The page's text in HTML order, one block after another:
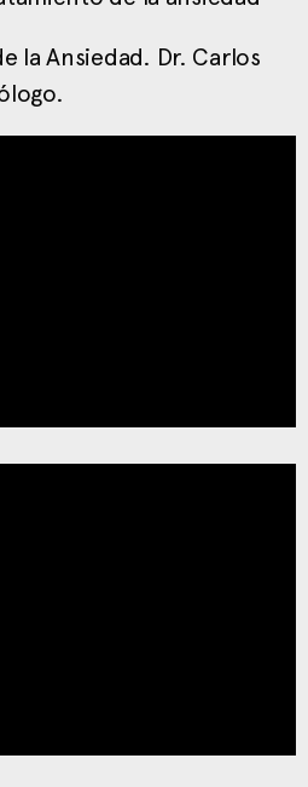
la Ansiedad. Dr. Carlos